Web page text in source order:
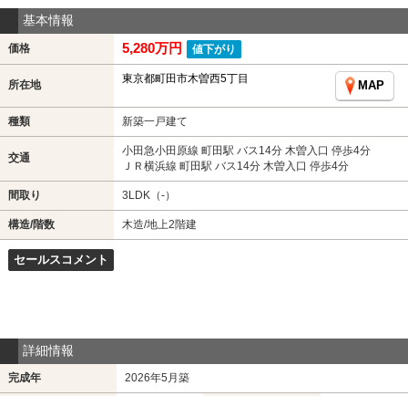
基本情報
価格 5,280万円 値下がり
所在地 東京都町田市木曽西5丁目
MAP
種類 新築一戸建て
交通
小田急小田原線 町田駅 バス14分 木曽入口 停歩4分
ＪＲ横浜線 町田駅 バス14分 木曽入口 停歩4分
間取り 3LDK（-）
構造/階数 木造/地上2階建
セールスコメント
詳細情報
完成年 2026年5月築